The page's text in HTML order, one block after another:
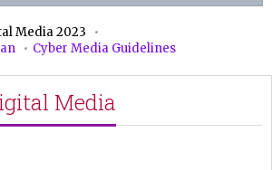
Media 2023
Cyber Media Guidelines
Media